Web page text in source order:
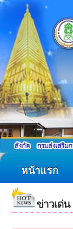
หน้าแรก
ข่าวเด่